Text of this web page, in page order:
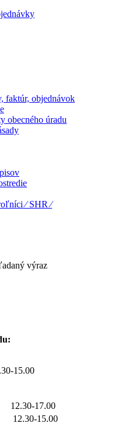
faktúr, objednávok
obecného úradu
⁄ SHR ⁄
výraz
15.00
17.00
15.00